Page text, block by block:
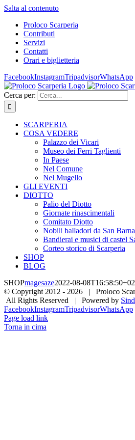
Salta al contenuto
Proloco Scarperia
Contributi
Servizi
Contatti
Orari e biglietteria
FacebookInstagramTripadvisorWhatsApp
Cerca per:
SCARPERIA
COSA VEDERE
Palazzo dei Vicari
Museo dei Ferri Taglienti
In Paese
Nel Comune
Nel Mugello
GLI EVENTI
DIOTTO
Palio del Diotto
Giornate rinascimentali
Comitato Diotto
Nobili balladori da San
Bandierai e musici di castel
Corteo storico di Scarperia
SHOP
BLOG
SHOPmagesaze2022-08-
© Copyright 2012 - 2026 | Proloco
All Rights Reserved | Powered by
FacebookInstagramTripadvisorWhatsApp
Page load link
Torna in cima